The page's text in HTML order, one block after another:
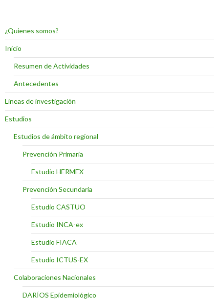
¿Quienes somos?
Inicio
Resumen de Actividades
Antecedentes
Líneas de investigación
Estudios
Estudios de ámbito regional
Prevención Primaria
Estudio HERMEX
Prevención Secundaria
Estudio CASTUO
Estudio INCA-ex
Estudio FIACA
Estudio ICTUS-EX
Colaboraciones Nacionales
DARÍOS Epidemiológico